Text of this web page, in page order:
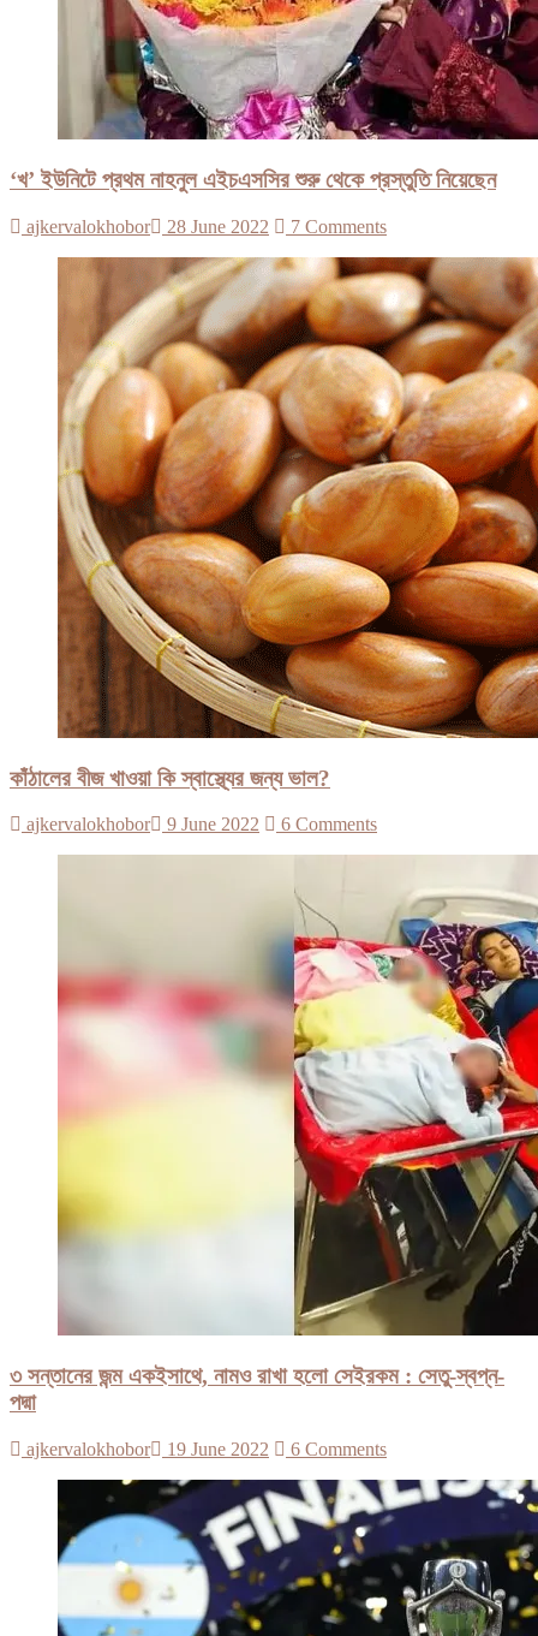
‘খ’ ইউনিটে প্রথম নাহনুল এইচএসসির শুরু থেকে প্রস্তুতি নিয়েছেন
ajkervalokhobor 28 June 2022 7 Comments
কাঁঠালের বীজ খাওয়া কি স্বাস্থ্যের জন্য ভাল?
ajkervalokhobor 9 June 2022 6 Comments
৩ সন্তানের জন্ম একইসাথে, নামও রাখা হলো সেইরকম : সেতু-স্বপ্ন-
পদ্মা
ajkervalokhobor 19 June 2022 6 Comments